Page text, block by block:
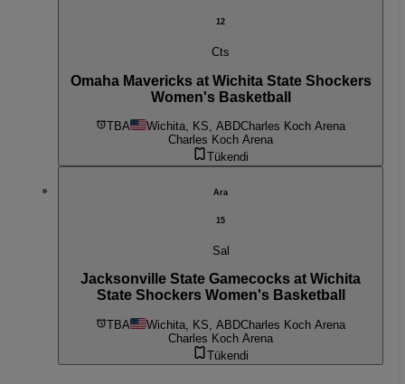
12
Cts
Omaha Mavericks at Wichita State Shockers
Women's Basketball
TBA Wichita, KS, ABDCharles Koch Arena
Charles Koch Arena
Tükendi
Ara
15
Sal
Jacksonville State Gamecocks at Wichita
State Shockers Women's Basketball
TBA Wichita, KS, ABDCharles Koch Arena
Charles Koch Arena
Tükendi